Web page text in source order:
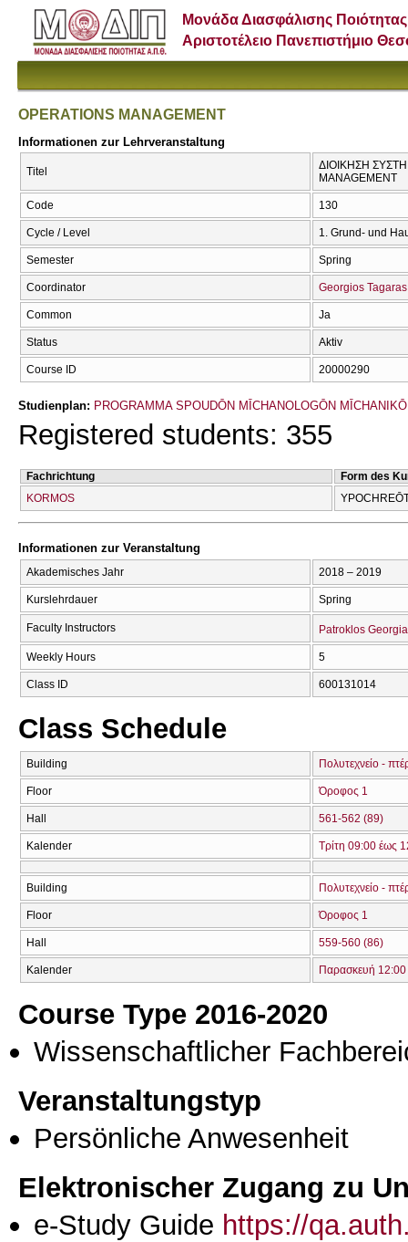
Μονάδα Διασφάλισης Ποιότητας
Αριστοτέλειο Πανεπιστήμιο
OPERATIONS MANAGEMENT
Informationen zur Lehrveranstaltung
Titel
ΔΙΟΙΚΗΣΗ
MANAGEMENT
Code 130
Cycle / Level 1. Grund- und
Semester Spring
Coordinator Georgios Tagaras
Common Ja
Status Aktiv
Course ID 20000290
Studienplan: PROGRAMMA SPOUDŌN MĪCΗANOLOGŌN
Registered students: 355
Fachrichtung
Form des
KORMOS
Informationen zur Veranstaltung
Akademisches Jahr 2018 – 2019
Kurslehrdauer Spring
Faculty Instructors Patroklos
Weekly Hours 5
Class ID 600131014
Class Schedule
Building Πολυτεχνείο -
Floor Όροφος 1
Hall 561-562 (89)
Kalender Τρίτη 09:00 έως
Building Πολυτεχνείο -
Floor Όροφος 1
Hall 559-560 (86)
Kalender Παρασκευή
Course Type 2016-2020
Wissenschaftlicher
Veranstaltungstyp
Persönliche Anwesenheit
Elektronischer Zugang zu
e-Study Guide https://